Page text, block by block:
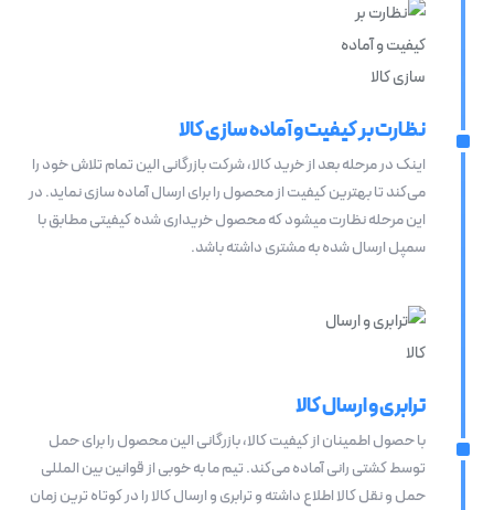
نظارت بر کیفیت و آماده سازی کالا
اینک در مرحله بعد از خرید کالا، شرکت بازرگانی الین تمام تلاش خود را
می‌کند تا بهترین کیفیت از محصول را برای ارسال آماده سازی نماید. در
این مرحله نظارت می‎شود که محصول خریداری شده کیفیتی مطابق با
سمپل ارسال شده به مشتری داشته باشد.
ترابری و ارسال کالا
با حصول اطمینان از کیفیت کالا، بازرگانی الین محصول را برای حمل
توسط کشتی رانی آماده می‌کند. تیم ما به خوبی از قوانین بین المللی
حمل و نقل کالا اطلاع داشته و ترابری و ارسال کالا را در کوتاه ترین زمان